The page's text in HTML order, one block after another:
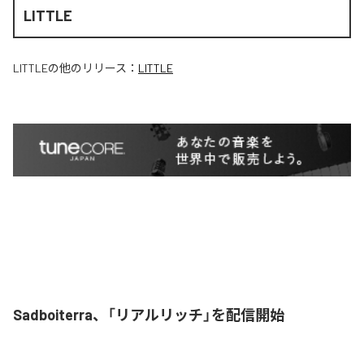
LITTLE
LITTLEの他のリリース： LITTLE
Sadboiterra、「リアルリッチ」を配信開始